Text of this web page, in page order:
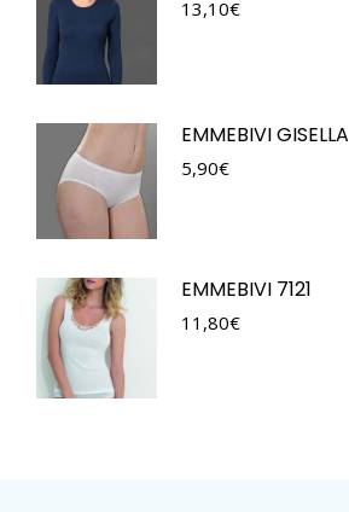
13,10€
EMMEBIVI GISELLA
5,90€
EMMEBIVI 7121
11,80€